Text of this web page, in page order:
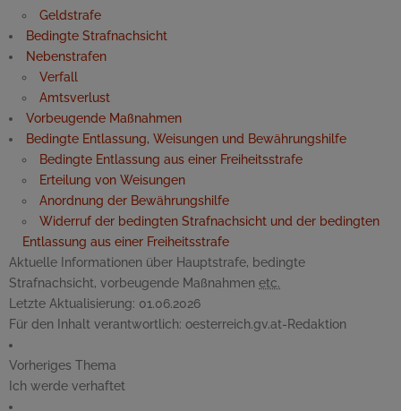
Geldstrafe
Bedingte Strafnachsicht
Nebenstrafen
Verfall
Amtsverlust
Vorbeugende Maßnahmen
Bedingte Entlassung, Weisungen und Bewährungshilfe
Bedingte Entlassung aus einer Freiheitsstrafe
Erteilung von Weisungen
Anordnung der Bewährungshilfe
Widerruf der bedingten Strafnachsicht und der bedingten
Entlassung aus einer Freiheitsstrafe
Aktuelle Informationen über Hauptstrafe, bedingte
Strafnachsicht, vorbeugende Maßnahmen etc.
Letzte Aktualisierung: 01.06.2026
Für den Inhalt verantwortlich: oesterreich.gv.at-Redaktion
Vorheriges Thema
Ich werde verhaftet